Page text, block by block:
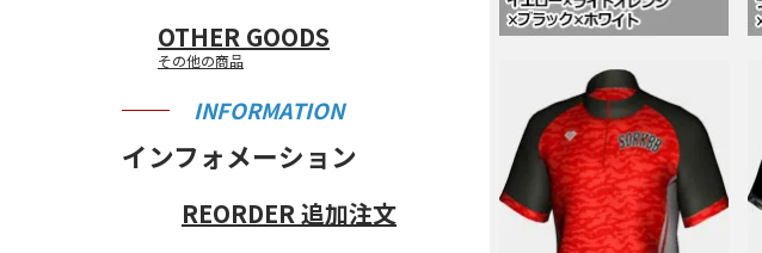
OTHER GOODS
その他の商品
INFORMATION
インフォメーション
REORDER追加注文